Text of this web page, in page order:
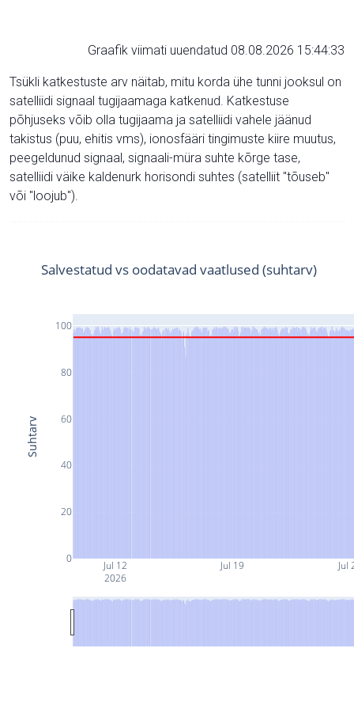
Graafik viimati uuendatud 08.08.2026 15:44:33
Tsükli katkestuste arv näitab, mitu korda ühe tunni jooksul on
satelliidi signaal tugijaamaga katkenud. Katkestuse
põhjuseks võib olla tugijaama ja satelliidi vahele jäänud
takistus (puu, ehitis vms), ionosfääri tingimuste kiire muutus,
peegeldunud signaal, signaali-müra suhte kõrge tase,
satelliidi väike kaldenurk horisondi suhtes (satelliit "tõuseb"
või "loojub").
Jul 12
2026
Jul 19 Jul
0
20
40
60
80
100
Salvestatud vs oodatavad vaatlused (suhtarv)
Suhtarv